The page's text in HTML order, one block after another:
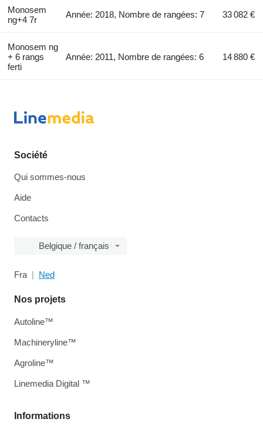
Monosem
ng+4 7r
Année: 2018, Nombre de rangées: 7 33 082 €
Monosem ng
+ 6 rangs
ferti
Année: 2011, Nombre de rangées: 6 14 880 €
Société
Qui sommes-nous
Aide
Contacts
Belgique / français
Fra Ned
Informations
Nos projets
Autoline™
Machineryline™
Agroline™
Linemedia Digital ™